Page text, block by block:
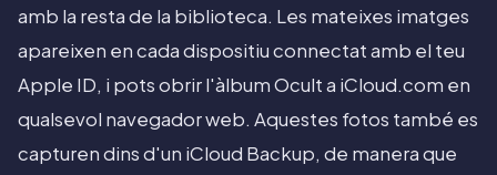
amb la resta de la biblioteca. Les mateixes imatges
apareixen en cada dispositiu connectat amb el teu
Apple ID, i pots obrir l'àlbum Ocult a iCloud.com en
qualsevol navegador web. Aquestes fotos també es
capturen dins d'un iCloud Backup, de manera que